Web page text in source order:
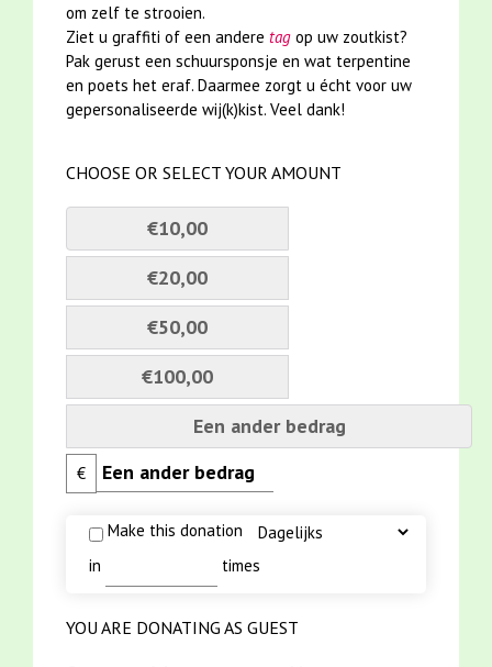
om zelf te strooien.
Ziet u graffiti of een andere tag op uw zoutkist?
Pak gerust een schuursponsje en wat terpentine
en poets het eraf. Daarmee zorgt u écht voor uw
gepersonaliseerde wij(k)kist. Veel dank!
CHOOSE OR SELECT YOUR AMOUNT
€10,00
€20,00
€50,00
€100,00
Een ander bedrag
€
Make this donation
in
times
YOU ARE DONATING AS GUEST